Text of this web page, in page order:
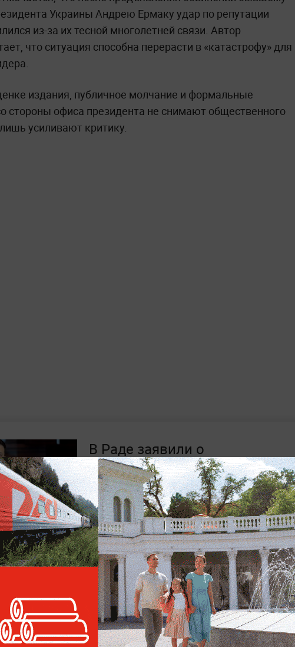
Украины Андрею Ермаку удар по репутации
из-за их тесной многолетней связи. Автор
что ситуация способна перерасти в «катастрофу» для
издания, публичное молчание и формальные
стороны офиса президента не снимают общественного
усиливают критику.
В Раде заявили о
необходимости запуска
процедуры импичмента
Зеленского
офиса Владимира ЗеленскогоАндрея Ермака
денег
. Бывший чиновник не признаёт эти
настаивает на аресте с залогом в 180 миллионов
300 миллионов рублей. 13 мая состоялось второе
антикоррупционном суде. Ермакзаявил, что у него
. Мера пресечения ему изберут 14 мая.